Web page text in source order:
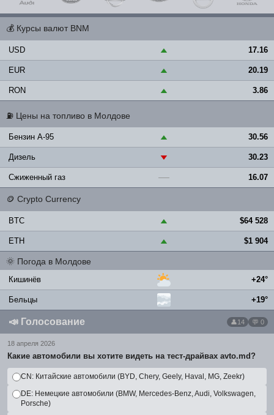
💰 Курсы валют BNM
USD ▲ 17.16
EUR ▲ 20.19
RON ▲ 3.86
⛽ Цены на топливо в Молдове
Бензин A-95 ▲ 30.56
Дизель ▼ 30.23
Сжиженный газ — 16.07
🪙 Crypto Currency
BTC ▲ $64 528
ETH ▲ $1 904
🌞 Погода в Молдове
Кишинёв +24°
Бельцы +19°
📣 Голосование 14 💬 0
18 апреля 2026
Какие автомобили вы хотите видеть на тест-драйвах avto.md?
CN: Китайские автомобили (BYD, Chery, Geely, Haval, MG, Zeekr)
DE: Немецкие автомобили (BMW, Mercedes-Benz, Audi, Volkswagen,
Porsche)